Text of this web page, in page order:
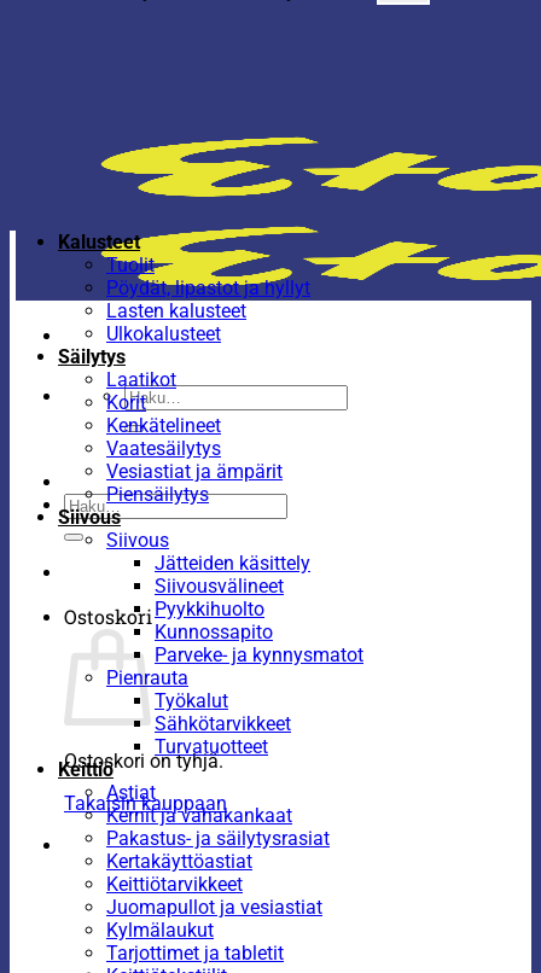
Etsi:
Etsi:
Ostoskori
Ostoskori on tyhjä.
Takaisin kauppaan
Kalusteet
Tuolit
Pöydät, lipastot ja hyllyt
Lasten kalusteet
Ulkokalusteet
Säilytys
Laatikot
Korit
Kenkätelineet
Vaatesäilytys
Vesiastiat ja ämpärit
Piensäilytys
Siivous
Siivous
Jätteiden käsittely
Siivousvälineet
Pyykkihuolto
Kunnossapito
Parveke- ja kynnysmatot
Pienrauta
Työkalut
Sähkötarvikkeet
Turvatuotteet
Keittiö
Astiat
Kernit ja vahakankaat
Pakastus- ja säilytysrasiat
Kertakäyttöastiat
Keittiötarvikkeet
Juomapullot ja vesiastiat
Kylmälaukut
Tarjottimet ja tabletit